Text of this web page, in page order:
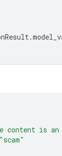
.
content is
"scam"